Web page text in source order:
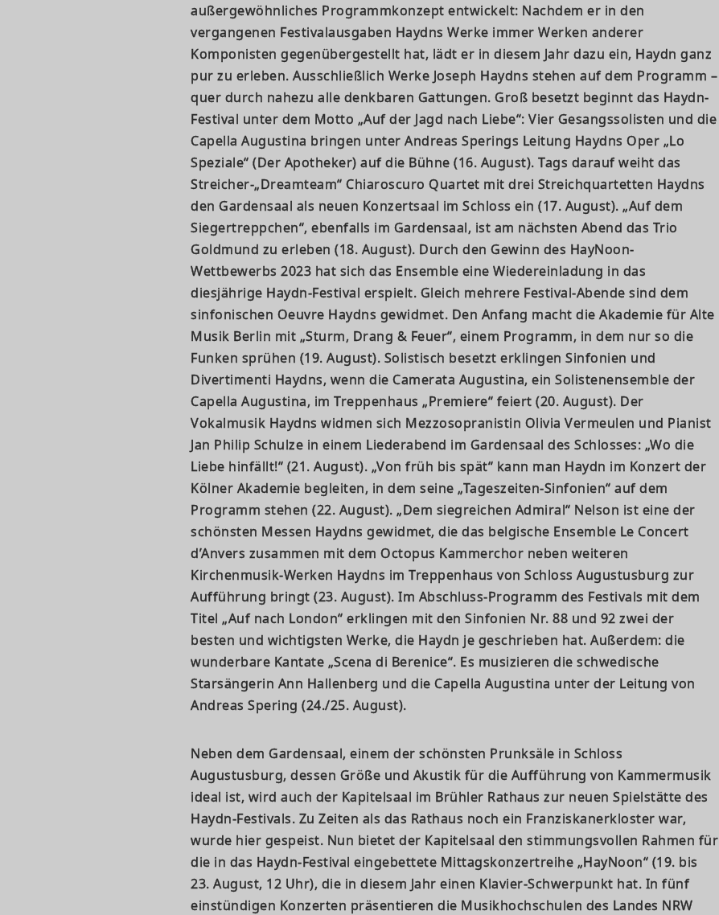
außergewöhnliches Programmkonzept entwickelt: Nachdem er in den
vergangenen Festivalausgaben Haydns Werke immer Werken anderer
Komponisten gegenübergestellt hat, lädt er in diesem Jahr dazu ein, Haydn ganz
pur zu erleben. Ausschließlich Werke Joseph Haydns stehen auf dem Programm –
quer durch nahezu alle denkbaren Gattungen. Groß besetzt beginnt das Haydn-
Festival unter dem Motto „Auf der Jagd nach Liebe“: Vier Gesangssolisten und die
Capella Augustina bringen unter Andreas Sperings Leitung Haydns Oper „Lo
Speziale“ (Der Apotheker) auf die Bühne (16. August). Tags darauf weiht das
Streicher-„Dreamteam“ Chiaroscuro Quartet mit drei Streichquartetten Haydns
den Gardensaal als neuen Konzertsaal im Schloss ein (17. August). „Auf dem
Siegertreppchen“, ebenfalls im Gardensaal, ist am nächsten Abend das Trio
Goldmund zu erleben (18. August). Durch den Gewinn des HayNoon-
Wettbewerbs 2023 hat sich das Ensemble eine Wiedereinladung in das
diesjährige Haydn-Festival erspielt. Gleich mehrere Festival-Abende sind dem
sinfonischen Oeuvre Haydns gewidmet. Den Anfang macht die Akademie für Alte
Musik Berlin mit „Sturm, Drang & Feuer“, einem Programm, in dem nur so die
Funken sprühen (19. August). Solistisch besetzt erklingen Sinfonien und
Divertimenti Haydns, wenn die Camerata Augustina, ein Solistenensemble der
Capella Augustina, im Treppenhaus „Premiere“ feiert (20. August). Der
Vokalmusik Haydns widmen sich Mezzosopranistin Olivia Vermeulen und Pianist
Jan Philip Schulze in einem Liederabend im Gardensaal des Schlosses: „Wo die
Liebe hinfällt!“ (21. August). „Von früh bis spät“ kann man Haydn im Konzert der
Kölner Akademie begleiten, in dem seine „Tageszeiten-Sinfonien“ auf dem
Programm stehen (22. August). „Dem siegreichen Admiral“ Nelson ist eine der
schönsten Messen Haydns gewidmet, die das belgische Ensemble Le Concert
d’Anvers zusammen mit dem Octopus Kammerchor neben weiteren
Kirchenmusik-Werken Haydns im Treppenhaus von Schloss Augustusburg zur
Aufführung bringt (23. August). Im Abschluss-Programm des Festivals mit dem
Titel „Auf nach London“ erklingen mit den Sinfonien Nr. 88 und 92 zwei der
besten und wichtigsten Werke, die Haydn je geschrieben hat. Außerdem: die
wunderbare Kantate „Scena di Berenice“. Es musizieren die schwedische
Starsängerin Ann Hallenberg und die Capella Augustina unter der Leitung von
Andreas Spering (24./25. August).
Neben dem Gardensaal, einem der schönsten Prunksäle in Schloss
Augustusburg, dessen Größe und Akustik für die Aufführung von Kammermusik
ideal ist, wird auch der Kapitelsaal im Brühler Rathaus zur neuen Spielstätte des
Haydn-Festivals. Zu Zeiten als das Rathaus noch ein Franziskanerkloster war,
wurde hier gespeist. Nun bietet der Kapitelsaal den stimmungsvollen Rahmen für
die in das Haydn-Festival eingebettete Mittagskonzertreihe „HayNoon“ (19. bis
23. August, 12 Uhr), die in diesem Jahr einen Klavier-Schwerpunkt hat. In fünf
einstündigen Konzerten präsentieren die Musikhochschulen des Landes NRW